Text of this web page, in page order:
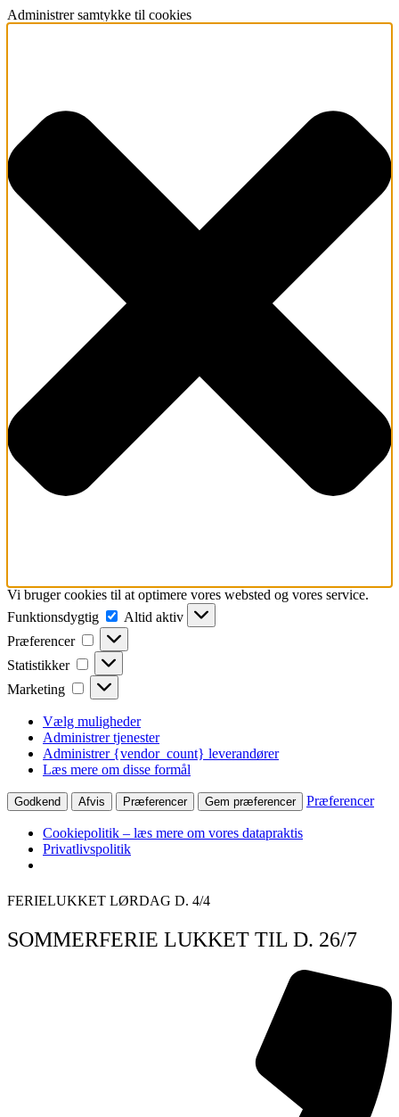
Administrer samtykke til cookies
Vi bruger cookies til at optimere vores websted og vores service.
Funktionsdygtig
Funktionsdygtig
Altid aktiv
Præferencer
Præferencer
Statistikker Statistikker
Marketing Marketing
Vælg muligheder
Administrer tjenester
Administrer {vendor_count} leverandører
Læs mere om disse formål
Godkend Afvis Præferencer Gem præferencer Præferencer
Cookiepolitik – læs mere om vores datapraktis
Privatlivspolitik
Videre
til
FERIELUKKET LØRDAG D. 4/4
SOMMERFERIE LUKKET TIL D. 26/7